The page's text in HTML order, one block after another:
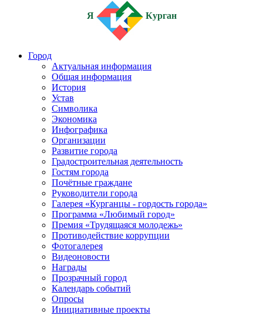
Я Курган
Город
Актуальная информация
Общая информация
История
Устав
Символика
Экономика
Инфографика
Организации
Развитие города
Градостроительная деятельность
Гостям города
Почётные граждане
Руководители города
Галерея «Курганцы - гордость города»
Программа «Любимый город»
Премия «Трудящаяся молодежь»
Противодействие коррупции
Фотогалерея
Видеоновости
Награды
Прозрачный город
Календарь событий
Опросы
Инициативные проекты